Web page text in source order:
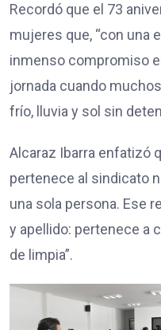
Recordó que el 73
mujeres que, “con una
inmenso compromiso
jornada cuando
frío, lluvia y sol sin
Alcaraz Ibarra enfatizó
pertenece al sindicato
una sola persona. Ese
y apellido: pertenece a
de limpia”.